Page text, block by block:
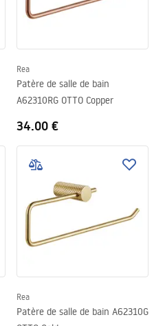
Rea
Patère de salle de bain
A62310RG OTTO Copper
34.00 €
Rea
Patère de salle de bain A62310G